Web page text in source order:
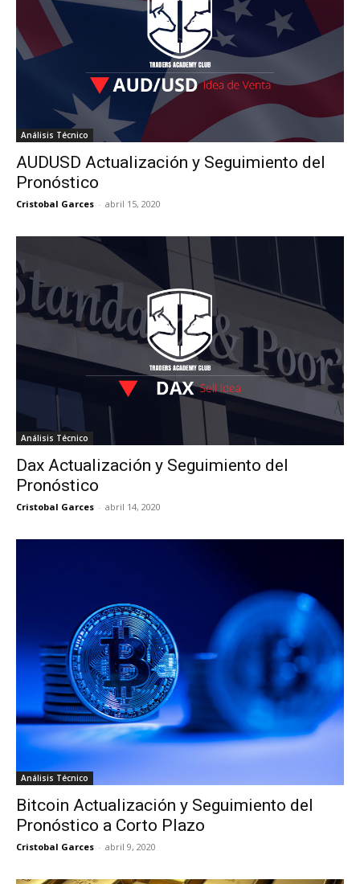
Análisis Técnico
AUDUSD Actualización y Seguimiento del
Pronóstico
Cristobal Garces - abril 15, 2020
Análisis Técnico
Dax Actualización y Seguimiento del
Pronóstico
Cristobal Garces - abril 14, 2020
Análisis Técnico
Bitcoin Actualización y Seguimiento del
Pronóstico a Corto Plazo
Cristobal Garces - abril 9, 2020